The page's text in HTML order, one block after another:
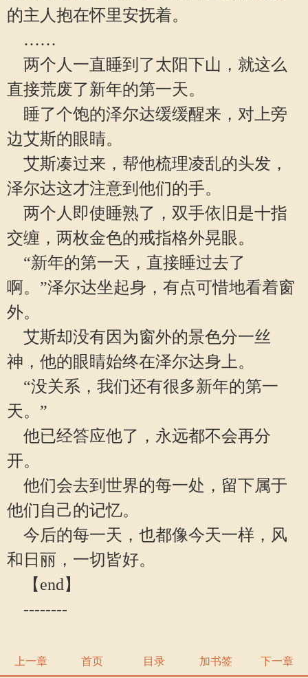
的主人抱在怀里安抚着。
……
两个人一直睡到了太阳下山，就这么
直接荒废了新年的第一天。
睡了个饱的泽尔达缓缓醒来，对上旁
边艾斯的眼睛。
艾斯凑过来，帮他梳理凌乱的头发，
泽尔达这才注意到他们的手。
两个人即使睡熟了，双手依旧是十指
交缠，两枚金色的戒指格外晃眼。
“新年的第一天，直接睡过去了
啊。”泽尔达坐起身，有点可惜地看着窗
外。
艾斯却没有因为窗外的景色分一丝
神，他的眼睛始终在泽尔达身上。
“没关系，我们还有很多新年的第一
天。”
他已经答应他了，永远都不会再分
开。
他们会去到世界的每一处，留下属于
他们自己的记忆。
今后的每一天，也都像今天一样，风
和日丽，一切皆好。
【end】
--------
上一章 首页 目录 加书签 下一章